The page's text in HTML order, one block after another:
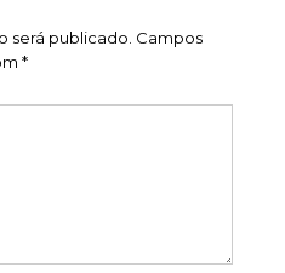
será publicado. Campos
*